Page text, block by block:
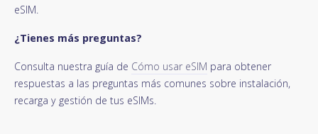
eSIM.
¿Tienes más preguntas?
Consulta nuestra guía de Cómo usar eSIM para obtener
respuestas a las preguntas más comunes sobre instalación,
recarga y gestión de tus eSIMs.